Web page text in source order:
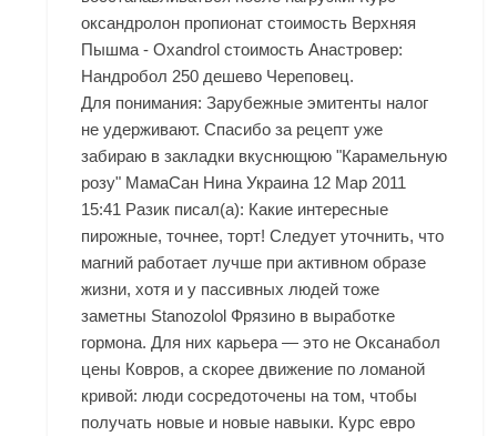
оксандролон пропионат стоимость Верхняя
Пышма - Oxandrol стоимость Анастровер:
Нандробол 250 дешево Череповец.
Для понимания: Зарубежные эмитенты налог
не удерживают. Спасибо за рецепт уже
забираю в закладки вкуснющюю "Карамельную
розу" МамаСан Нина Украина 12 Мар 2011
15:41 Разик писал(а): Какие интересные
пирожные, точнее, торт! Следует уточнить, что
магний работает лучше при активном образе
жизни, хотя и у пассивных людей тоже
заметны Stanozolol Фрязино в выработке
гормона. Для них карьера — это не Оксанабол
цены Ковров, а скорее движение по ломаной
кривой: люди сосредоточены на том, чтобы
получать новые и новые навыки. Курс евро